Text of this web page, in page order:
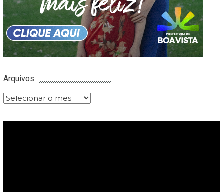
Arquivos
Arquivos